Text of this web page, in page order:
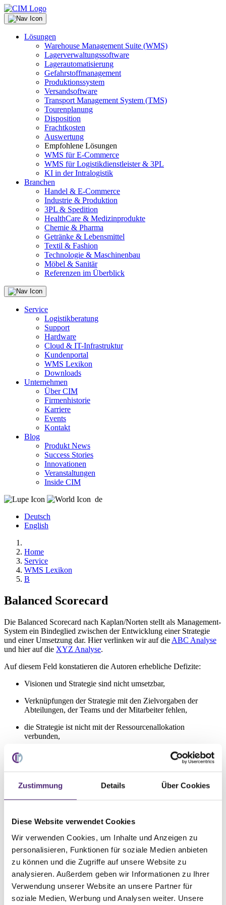
Zustimmung Details Über Cookies
Diese Website verwendet Cookies
Wir verwenden Cookies, um Inhalte und Anzeigen zu
personalisieren, Funktionen für soziale Medien anbieten
zu können und die Zugriffe auf unsere Website zu
analysieren. Außerdem geben wir Informationen zu Ihrer
Verwendung unserer Website an unsere Partner für
soziale Medien, Werbung und Analysen weiter. Unsere
Lösungen
Warehouse Management Suite (WMS)
Lagerverwaltungssoftware
Lagerautomatisierung
Gefahrstoffmanagement
Produktionssystem
Versandsoftware
Transport Management System (TMS)
Tourenplanung
Disposition
Frachtkosten
Auswertung
Empfohlene Lösungen
WMS für E-Commerce
WMS für Logistikdienstleister & 3PL
KI in der Intralogistik
Branchen
Handel & E-Commerce
Industrie & Produktion
3PL & Spedition
HealthCare & Medizinprodukte
Chemie & Pharma
Getränke & Lebensmittel
Textil & Fashion
Technologie & Maschinenbau
Möbel & Sanitär
Referenzen im Überblick
Service
Logistikberatung
Support
Hardware
Cloud & IT-Infrastruktur
Kundenportal
WMS Lexikon
Downloads
Unternehmen
Über CIM
Firmenhistorie
Karriere
Events
Kontakt
Blog
Produkt News
Success Stories
Innovationen
Veranstaltungen
Inside CIM
de
Deutsch
English
Home
Service
WMS Lexikon
B
Balanced Scorecard
Die Balanced Scorecard nach Kaplan/Norten stellt als Management-
System ein Bindeglied zwischen der Entwicklung einer Strategie
und einer Umsetzung dar. Hier verlinken wir auf die ABC Analyse
und hier auf die XYZ Analyse.
Auf diesem Feld konstatieren die Autoren erhebliche Defizite:
Visionen und Strategie sind nicht umsetzbar,
Verknüpfungen der Strategie mit den Zielvorgaben der
Abteilungen, der Teams und der Mitarbeiter fehlen,
die Strategie ist nicht mit der Ressourcenallokation
verbunden,
anstelle von „strategischem“ herrscht „taktisches“ Feedback
Einsatz der Balanced
Scorecardüberwunden werden:
Hinblick auf die strategischen Ziele führen
die Balanced Scorecard soll zur einheitlichen Zielausrichtung
der Handlungsträger im Unternehmen durch drei
Mechanismen beitragen: Kommunikations- und
Weiterbildungsprogramme, Verknüpfung der Balanced
Scorecard mit Zielen für Teams und einzelne
Handlungsträger, sowie die Verknüpfung mit Anreizsystemen